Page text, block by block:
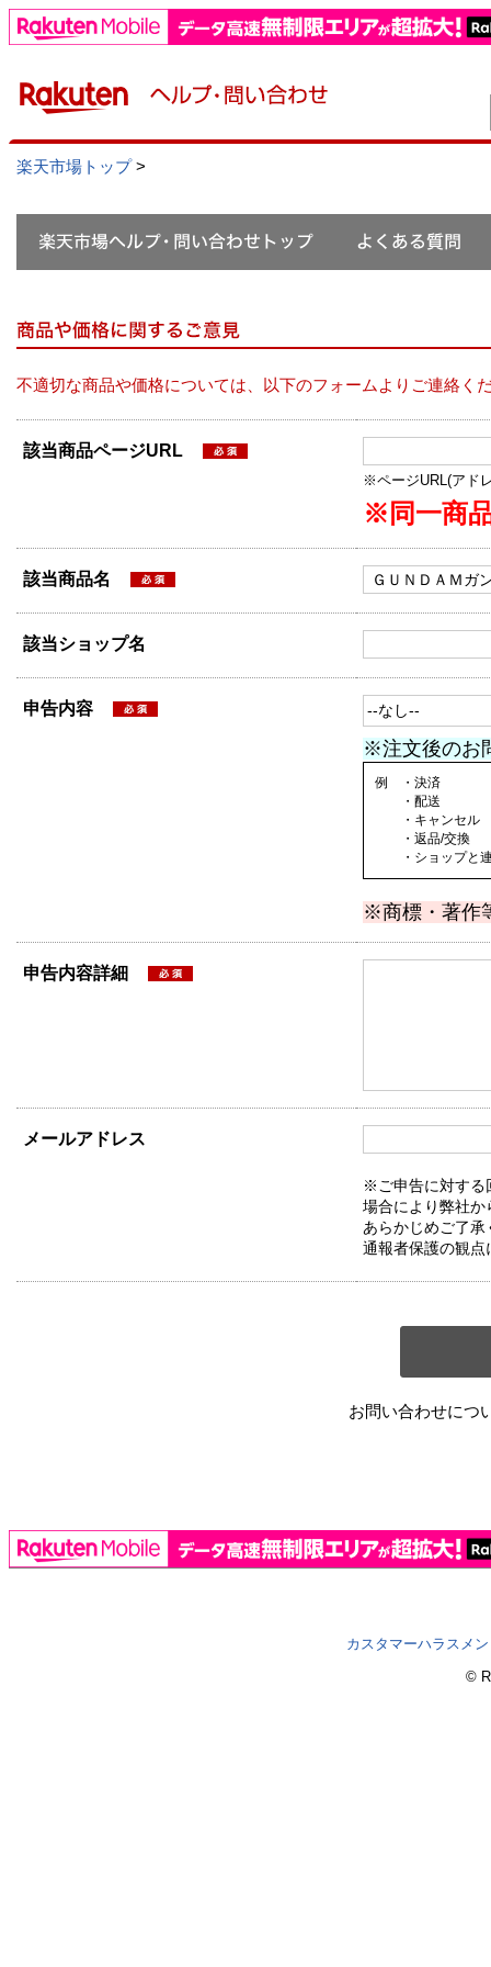
楽天市場トップ>
不適切な商品や価格については、以下のフォームよりご連絡く
該当商品ページURL
※ページURL(アド
※同一商
該当商品名
該当ショップ名
申告内容
※注文後のお
例 ・決済
・配送
・キャンセル
・返品/交換
・ショップと連
※商標・著作
申告内容詳細
メールアドレス
※ご申告に対する
場合により弊社か
あらかじめご了承
通報者保護の観点
お問い合わせにつ
カスタマーハラスメ
©